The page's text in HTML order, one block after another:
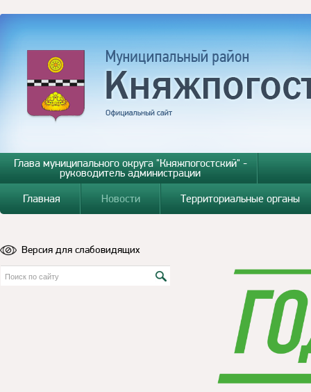
Глава муниципального округа "Княжпогостский" -
руководитель администрации
Главная
Новости Территориальные органы
Версия для слабовидящих